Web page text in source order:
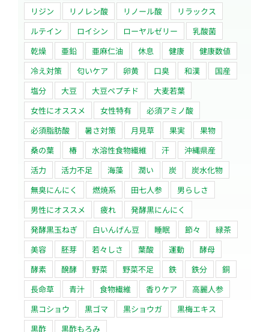
リジン
リノレン酸 リノール酸
リラックス
ルテイン
ロイシン ローヤルゼリー
乳酸菌
乾燥
亜鉛 亜麻仁油 休息 健康
健康数値
冷え対策
匂いケア 卵黄 口臭 和漢
国産
塩分
大豆 大豆ペプチド
大麦若葉
女性にオススメ
女性特有
必須アミノ酸
必須脂肪酸
暑さ対策 月見草 果実
果物
桑の葉
椿 水溶性食物繊維 汗
沖縄県産
活力
活力不足 海藻 潤い 炭
炭水化物
無臭にんにく
燃焼系 田七人参
男らしさ
男性にオススメ
疲れ
発酵黒にんにく
発酵黒玉ねぎ
白いんげん豆 睡眠 節々
緑茶
美容
胚芽 若々しさ 葉酸 運動
酵母
酵素
醗酵 野菜 野菜不足 鉄 鉄分
銅
長命草
青汁 食物繊維 香りケア
高麗人参
黒コショウ
黒ゴマ 黒ショウガ
黒梅エキス
黒酢
黒酢もろみ